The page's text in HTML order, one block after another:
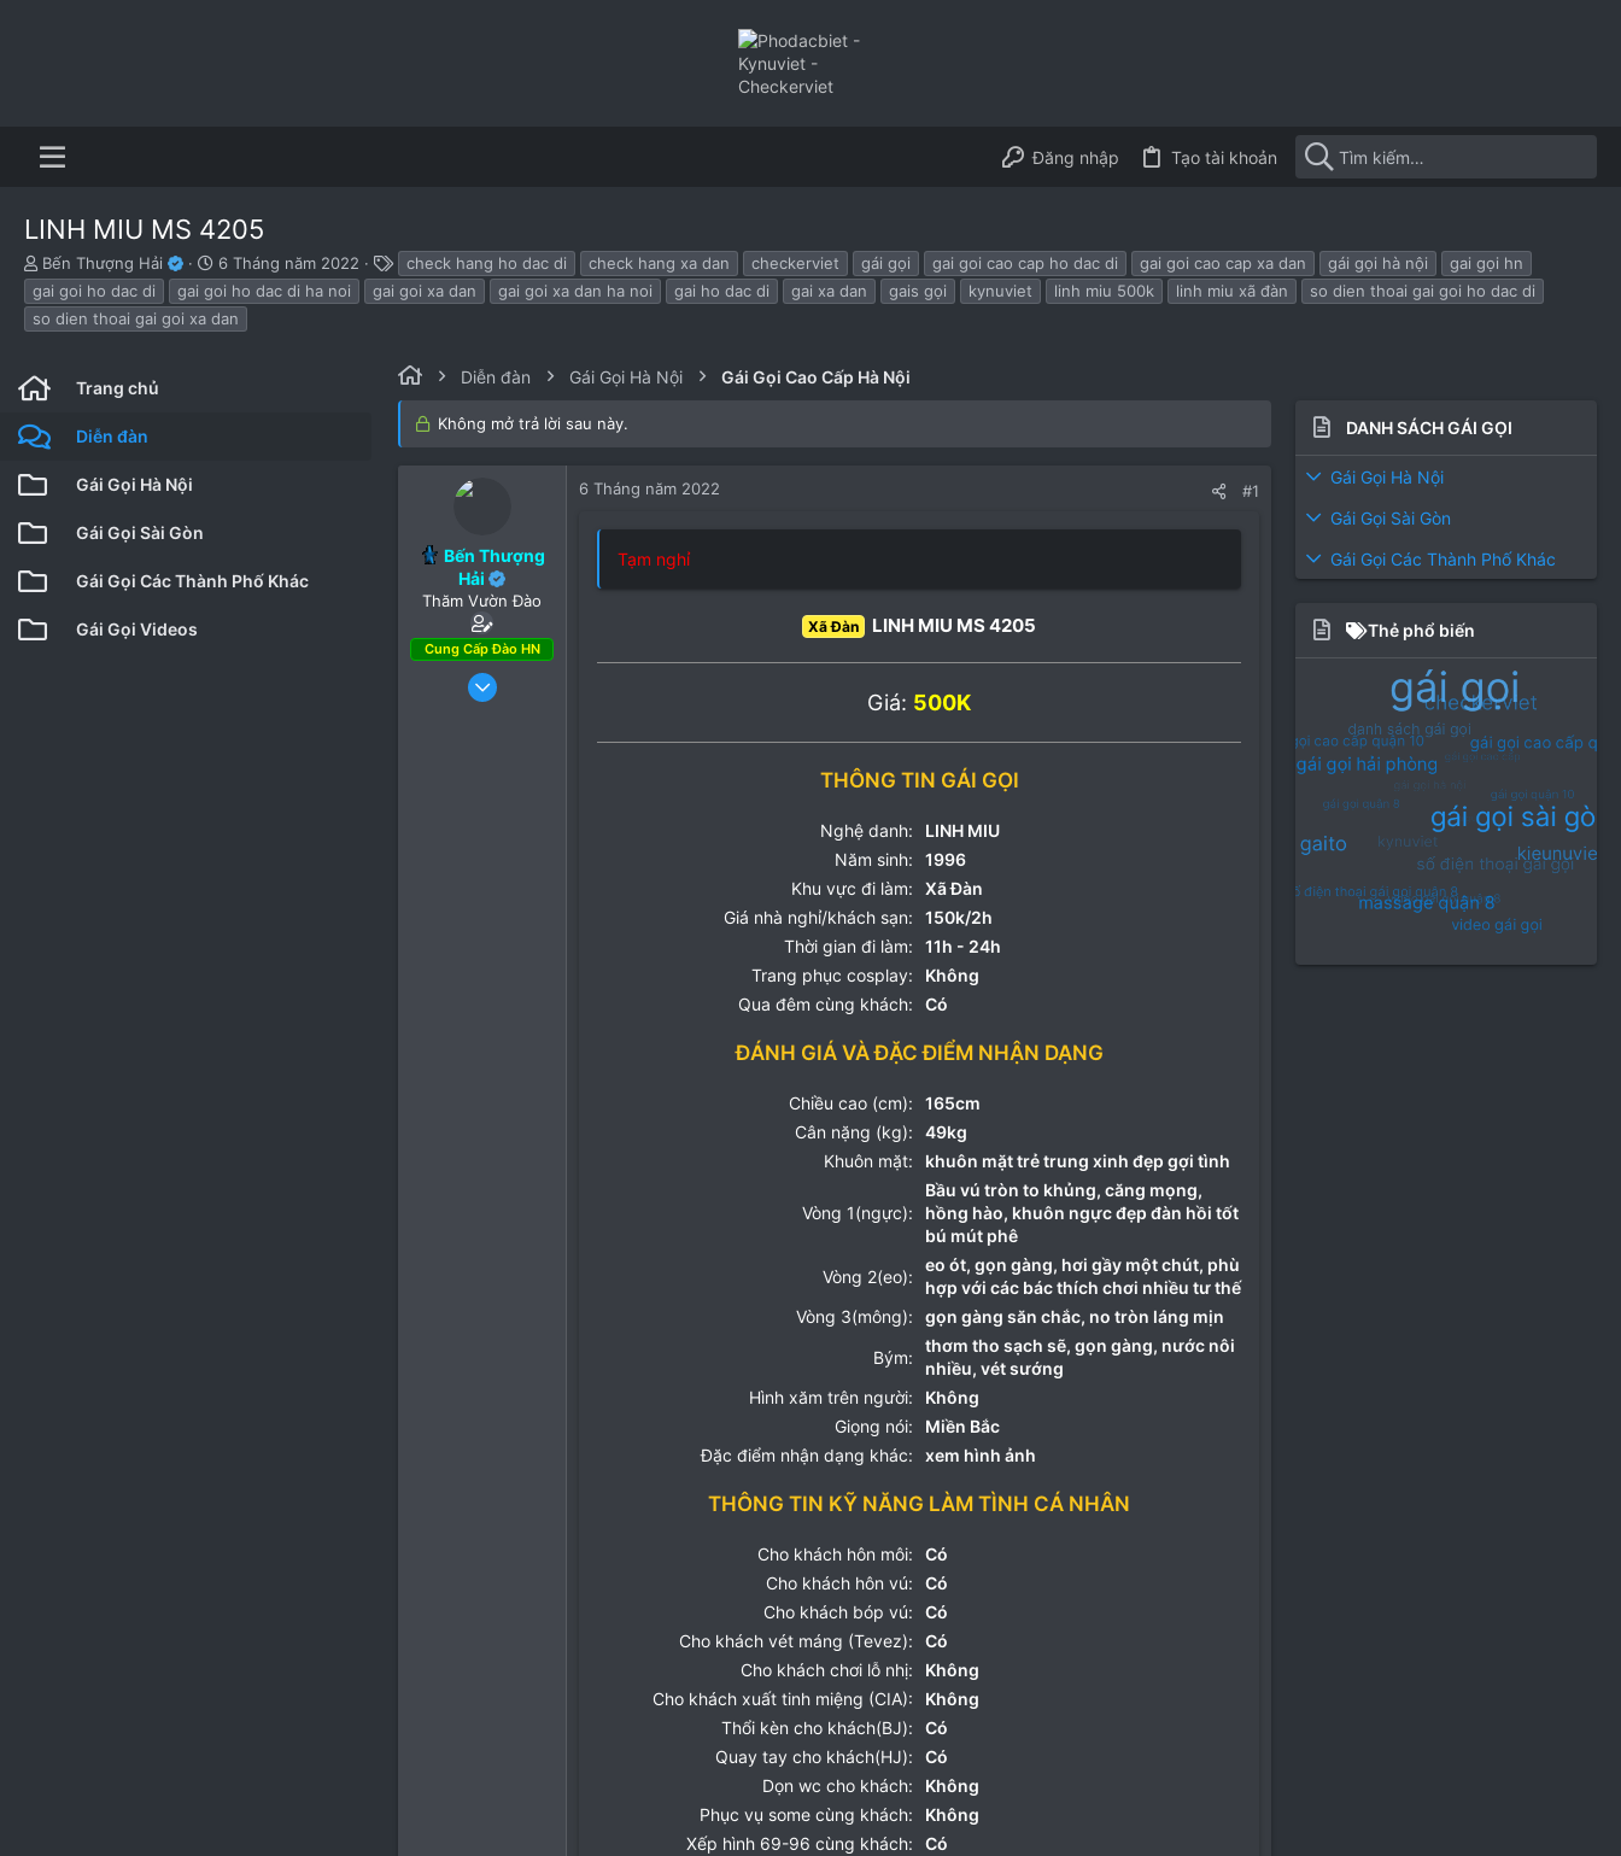
Đăng nhập Tạo tài khoản
LINH MIU MS 4205
B
ắ
t
đ
Bến Thượng Hải
N
g
à
y
6 Tháng năm 2022
h
ẻ
check hang ho dac di check hang xa dan checkerviet gái gọi gai goi cao cap ho dac di gai goi cao cap xa dan gái gọi hà nội
gai gọi hn
gai goi ho dac di
gai goi ho dac di ha noi gai goi xa dan gai goi xa dan ha noi gai ho dac di gai xa dan gais gọi kynuviet linh miu 500k linh miu xã đàn
so dien thoai gai goi ho dac di
so dien thoai gai goi xa dan
Trang chủ
Diễn đàn
Gái Gọi Hà Nội
Gái Gọi Sài Gòn
Gái Gọi Các Thành Phố Khác
Gái Gọi Videos
Diễn đàn Gái Gọi Hà Nội Gái Gọi Cao Cấp Hà Nội
Không mở trả lời sau này.
Bến Thượng
Hải
Thăm Vườn Đào
Cung Cấp Đào HN
6 Tháng năm 2022 #1
Tạm nghỉ
Xã Đàn LINH MIU MS 4205
Giá: 500K
THÔNG TIN GÁI GỌI
Nghệ danh:
LINH MIU
Năm sinh:
1996
Khu vực đi làm:
Xã Đàn
Giá nhà nghỉ/khách sạn:
150k/2h
Thời gian đi làm:
11h - 24h
Trang phục cosplay:
Không
Qua đêm cùng khách:
Có
ĐÁNH GIÁ VÀ ĐẶC ĐIỂM NHẬN DẠNG
Chiều cao (cm):
165cm
Cân nặng (kg):
49kg
Khuôn mặt:
khuôn mặt trẻ trung xinh đẹp gợi tình
Vòng 1(ngực):
Bầu vú tròn to khủng, căng mọng,
hồng hào, khuôn ngực đẹp đàn hồi tốt
bú mút phê
Vòng 2(eo):
eo ót, gọn gàng, hơi gầy một chút, phù
hợp với các bác thích chơi nhiều tư thế
Vòng 3(mông):
gọn gàng săn chắc, no tròn láng mịn
Bým:
thơm tho sạch sẽ, gọn gàng, nước nôi
nhiều, vét sướng
Hình xăm trên người:
Không
Giọng nói:
Miền Bắc
Đặc điểm nhận dạng khác:
xem hình ảnh
THÔNG TIN KỸ NĂNG LÀM TÌNH CÁ NHÂN
Cho khách hôn môi:
Có
Cho khách hôn vú:
Có
Cho khách bóp vú:
Có
Cho khách vét máng (Tevez):
Có
Cho khách chơi lỗ nhị:
Không
Cho khách xuất tinh miệng (CIA):
Không
Thổi kèn cho khách(BJ):
Có
Quay tay cho khách(HJ):
Có
Dọn wc cho khách:
Không
Phục vụ some cùng khách:
Không
Xếp hình 69-96 cùng khách:
Có
DANH SÁCH GÁI GỌI
Gái Gọi Hà Nội
Gái Gọi Sài Gòn
Gái Gọi Các Thành Phố Khác
Thẻ phổ biến